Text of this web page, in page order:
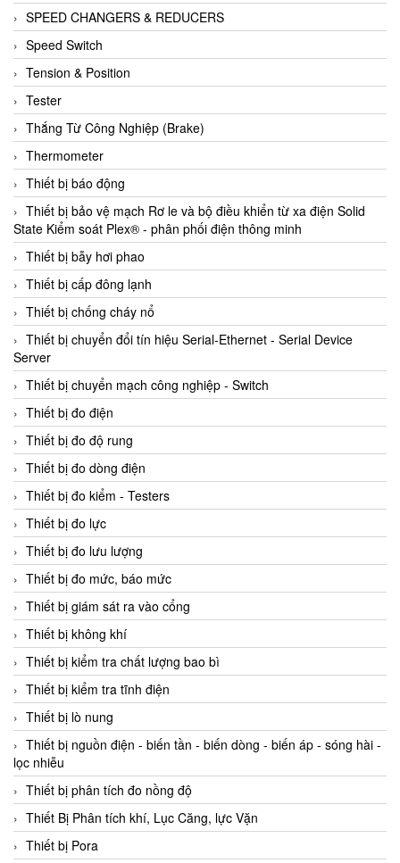
SPEED CHANGERS & REDUCERS
Speed Switch
Tension & Position
Tester
Thắng Từ Công Nghiệp (Brake)
Thermometer
Thiết bị báo động
Thiết bị bảo vệ mạch Rơ le và bộ điều khiển từ xa điện Solid
State Kiểm soát Plex® - phân phối điện thông minh
Thiết bị bẫy hơi phao
Thiết bị cấp đông lạnh
Thiết bị chống cháy nổ
Thiết bị chuyển đổi tín hiệu Serial-Ethernet - Serial Device
Server
Thiết bị chuyển mạch công nghiệp - Switch
Thiết bị đo điện
Thiết bị đo độ rung
Thiết bị đo dòng điện
Thiết bị đo kiểm - Testers
Thiết bị đo lực
Thiết bị đo lưu lượng
Thiết bị đo mức, báo mức
Thiết bị giám sát ra vào cổng
Thiết bị không khí
Thiết bị kiểm tra chất lượng bao bì
Thiết bị kiểm tra tĩnh điện
Thiết bị lò nung
Thiết bị nguồn điện - biến tần - biến dòng - biến áp - sóng hài -
lọc nhiễu
Thiết bị phân tích đo nồng độ
Thiết Bị Phân tích khí, Lục Căng, lực Vặn
Thiết bị Pora